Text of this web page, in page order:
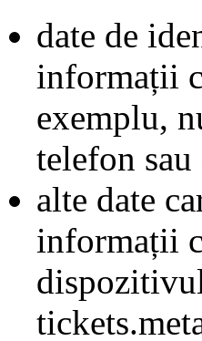
date de
informații
exemplu,
telefon sau
alte date
informații